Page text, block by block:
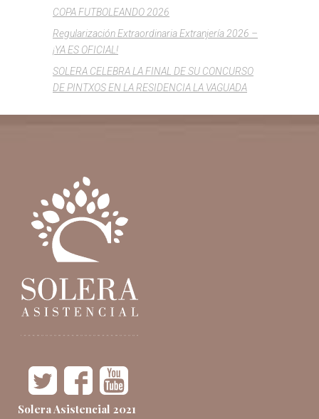
COPA FUTBOLEANDO 2026
Regularización Extraordinaria Extranjería 2026 –
¡YA ES OFICIAL!
SOLERA CELEBRA LA FINAL DE SU CONCURSO
DE PINTXOS EN LA RESIDENCIA LA VAGUADA
Solera Asistencial 2021